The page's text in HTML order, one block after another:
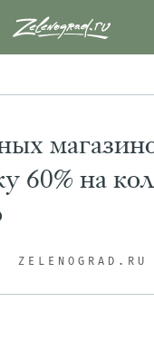
60% на
ZELENOGRAD.RU